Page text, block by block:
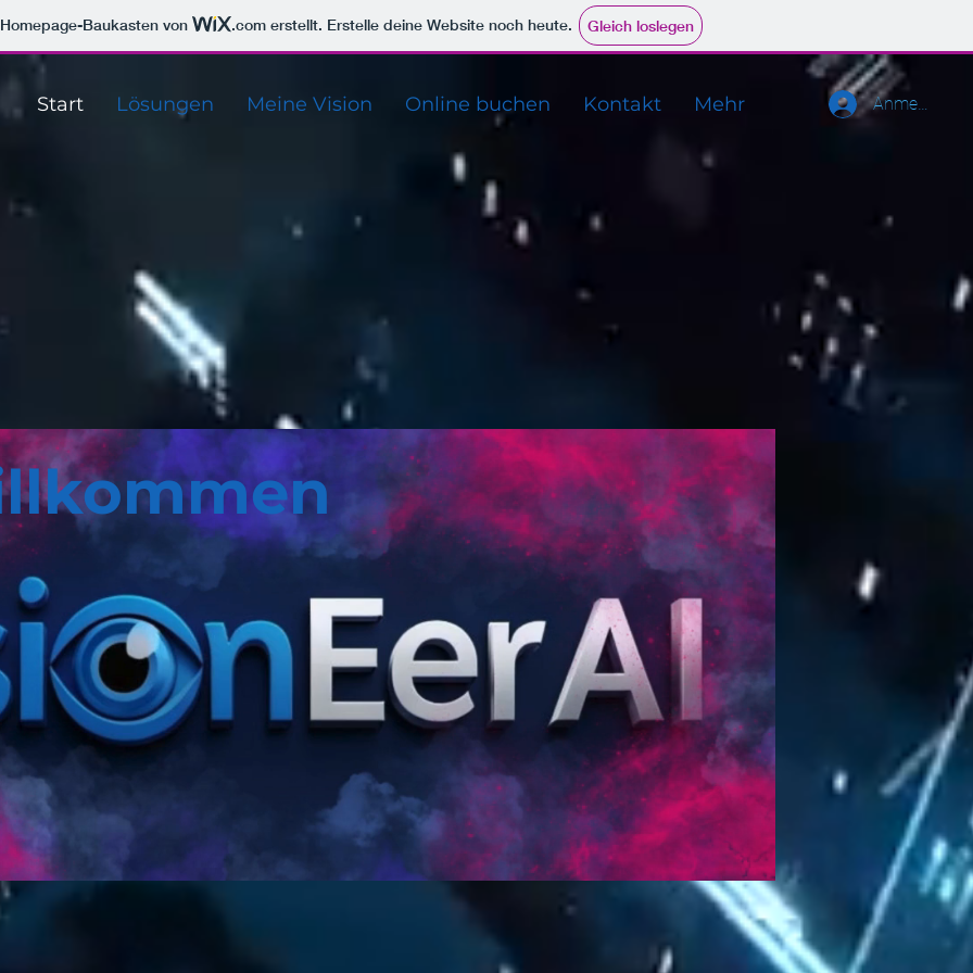
Baukasten von .com erstellt. Erstelle deine Website noch heute. Gleich loslegen
Start Lösungen Meine Vision Online buchen Kontakt Mehr Anmelden